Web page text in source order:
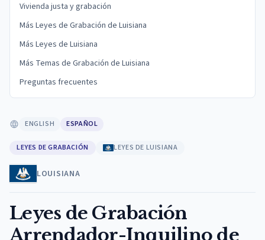
Vivienda justa y grabación
Más Leyes de Grabación de Luisiana
Más Leyes de Luisiana
Más Temas de Grabación de Luisiana
Preguntas frecuentes
ENGLISH ESPAÑOL
LEYES DE GRABACIÓN LEYES DE LUISIANA
LOUISIANA
Leyes de Grabación
Arrendador-Inquilino de